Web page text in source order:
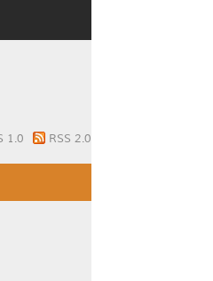
1.0 RSS 2.0